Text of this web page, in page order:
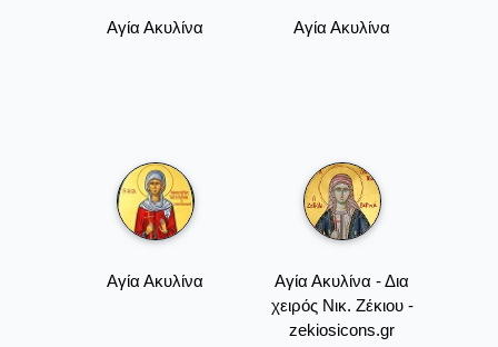
Αγία Ακυλίνα Αγία Ακυλίνα
Αγία Ακυλίνα
Αγία Ακυλίνα - Δια
χειρός Νικ. Ζέκιου -
zekiosicons.gr